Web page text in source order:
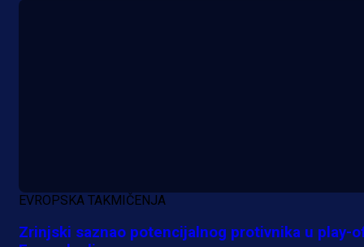
EVROPSKA TAKMIČENJA
Zrinjski saznao potencijalnog protivnika u play-